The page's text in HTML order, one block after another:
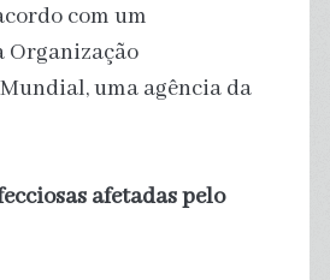
com um
Organização
uma agência da
afetadas pelo